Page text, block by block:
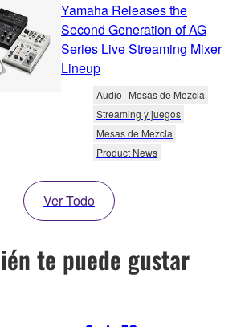
Yamaha Releases the
Second Generation of AG
Series Live Streaming Mixer
Lineup
Audio Mesas de Mezcla
Streaming y juegos
Mesas de Mezcla
Product News
Ver Todo
te puede gustar